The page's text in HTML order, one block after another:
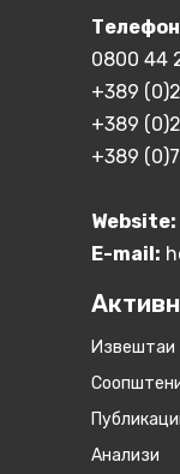
0800 44
+389
+389
+389
Website:
E-mail:
Извештаи
Анализи